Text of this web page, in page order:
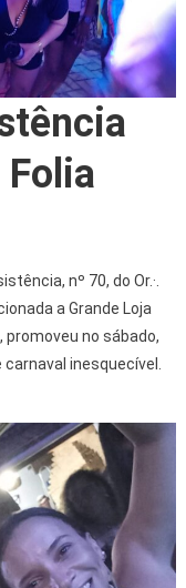
Folia
nº 70, do Or.·.
a Grande Loja
promoveu no sábado,
inesquecível.